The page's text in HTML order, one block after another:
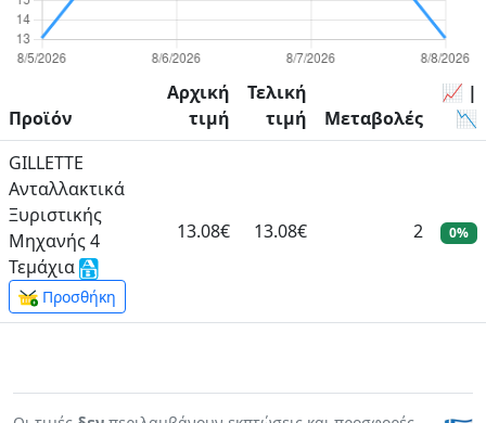
Προϊόν
Αρχική
τιμή
Τελική
τιμή
Μεταβολές
📈 |
📉
GILLETTE
Ανταλλακτικά
Ξυριστικής
Μηχανής 4
Τεμάχια
Προσθήκη
13.08€ 13.08€ 2 0%